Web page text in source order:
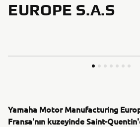
EUROPE S.A.S
Yamaha Motor Manufacturing
Fransa'nın kuzeyinde Saint-